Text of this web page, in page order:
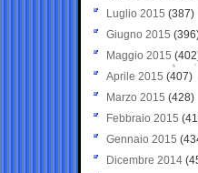
Luglio 2015 (387)
Giugno 2015
Maggio 2015
Aprile 2015 (407)
Marzo 2015 (428)
Febbraio 2015
Gennaio 2015
Dicembre 2014